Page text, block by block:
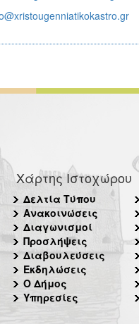
Χάρτης Ιστοχώρου
Δελτία Τύπου
Ανακοινώσεις
Διαγωνισμοί
Προσλήψεις
Διαβουλεύσεις
Εκδηλώσεις
Ο Δήμος
Υπηρεσίες